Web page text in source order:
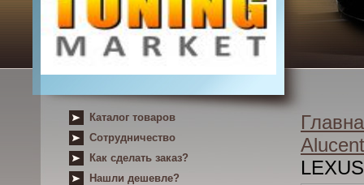
Каталог товаров
Сотрудничество
Как сделать заказ?
Нашли дешевле?